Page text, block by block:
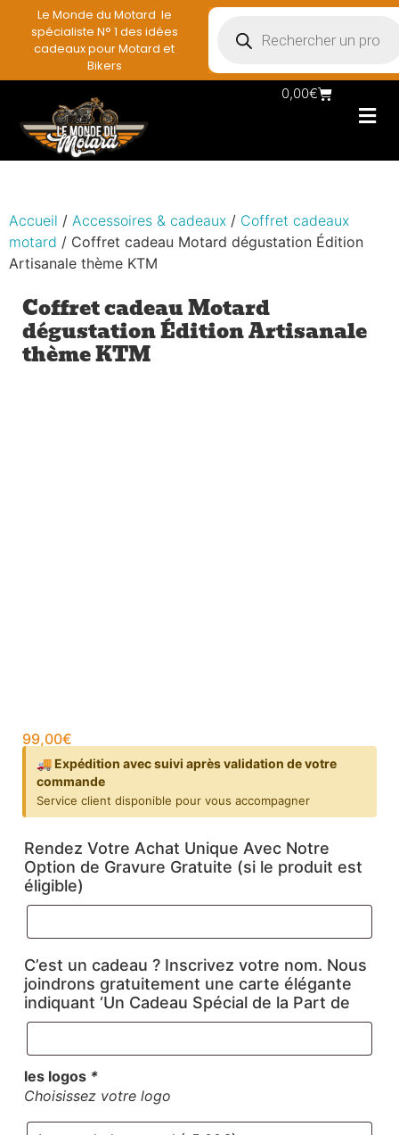
Le Monde du Motard le
spécialiste N° 1 des idées
cadeaux pour Motard et
Bikers
0,00€
Accueil / Accessoires & cadeaux / Coffret cadeaux
motard / Coffret cadeau Motard dégustation Édition
Artisanale thème KTM
Coffret cadeau Motard
dégustation Édition Artisanale
thème KTM
99,00€
🚚 Expédition avec suivi après validation de votre
commande
Service client disponible pour vous accompagner
Rendez Votre Achat Unique Avec Notre
Option de Gravure Gratuite (si le produit est
éligible)
C’est un cadeau ? Inscrivez votre nom. Nous
joindrons gratuitement une carte élégante
indiquant ‘Un Cadeau Spécial de la Part de
les logos *
Choisissez votre logo